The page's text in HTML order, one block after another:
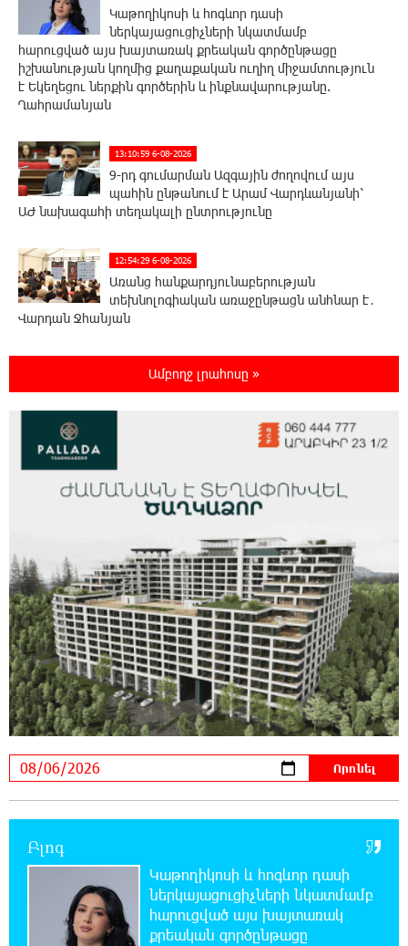
Կաթողիկոսի և հոգևոր դասի
ներկայացուցիչների նկատմամբ
հարուցված այս խայտառակ քրեական գործընթացը
իշխանության կողմից քաղաքական ուղիղ միջամտություն
է Եկեղեցու ներքին գործերին և ինքնավարությանը.
Ղահրամանյան
13:10:59 6-08-2026
9-րդ գումարման Ազգային ժողովում այս
պահին ընթանում է Արամ Վարդևանյանի՝
ԱԺ նախագահի տեղակալի ընտրությունը
12:54:29 6-08-2026
Առանց հանքարդյունաբերության
տեխնոլոգիական առաջընթացն անհնար է․
Վարդան Ջհանյան
12:44:19 6-08-2026
սրբազանների կալանքը ապօրինի է եղել.
12:14:06 6-08-2026
Ամեն ընտրություններից հետո իշխանական
պատգամավորների թիվը փոքրանում է,
գնալով ավելի է փոքրանալու. Նարեկ Կարապետյան
12:04:12 6-08-2026
Սամվել Կարապետյանի տեսլականը
համոզեց ինձ վերադառնալ
քաղաքականություն․ Արամ Վարդևանյան
Մեդիչիների հետքը նաև գինեգործության
11:53:22 6-08-2026
Մի´ հանձնվիր թուրքական
ողորմածությանը, պայքարիր մինչև վերջ.
Ավետիք Չալաբյանի ուղերձը կալանավայրից
Ամբողջ լրահոսը »
Բլոգ
Կաթողիկոսի և հոգևոր դասի
ներկայացուցիչների նկատմամբ
հարուցված այս խայտառակ
քրեական գործընթացը